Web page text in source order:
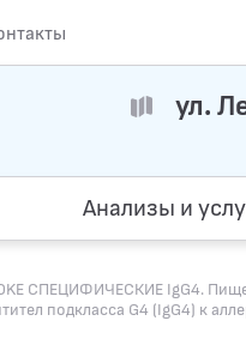
ул.
Анализы и
СПЕЦИФИЧЕСКИЕ IgG4.
подкласса G4 (IgG4) к